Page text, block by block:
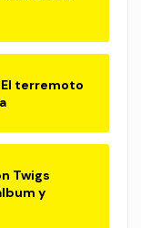
El terremoto
Twigs
y